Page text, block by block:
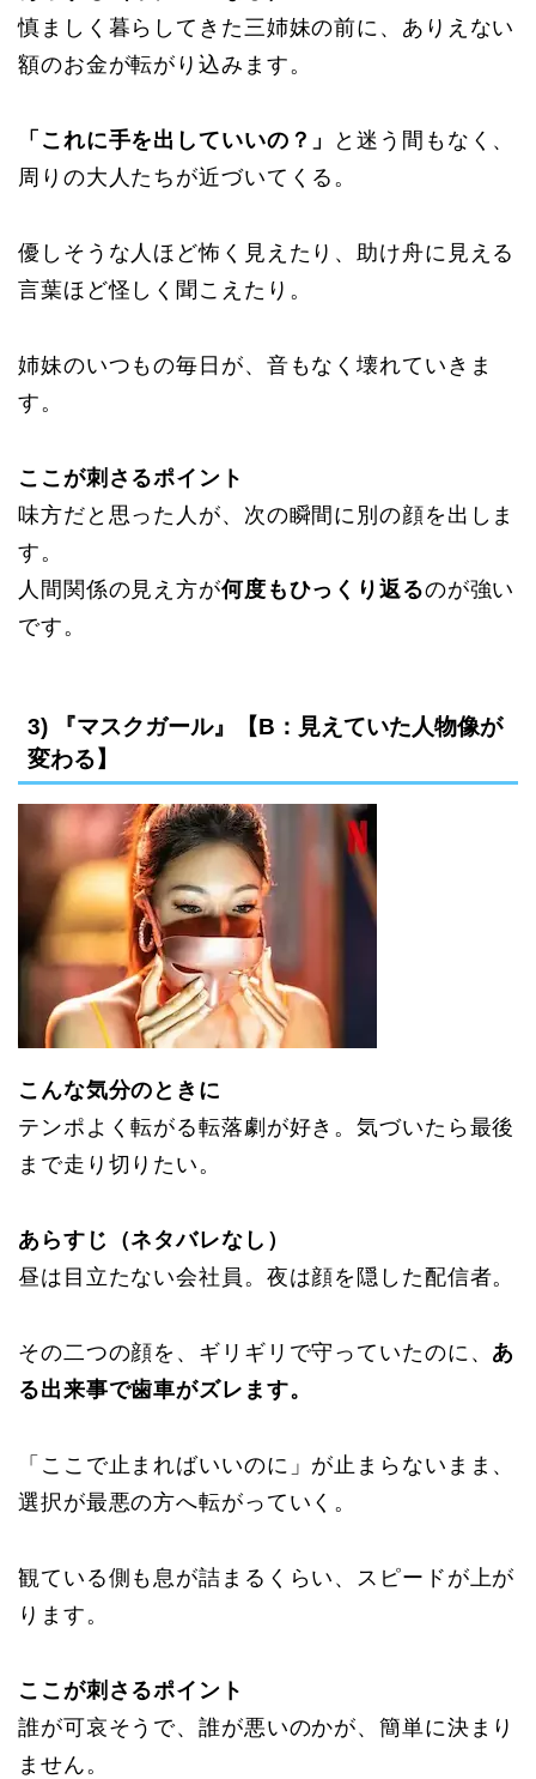
慎ましく暮らしてきた三姉妹の前に、ありえない
額のお金が転がり込みます。
「これに手を出していいの？」
と迷う間もなく、
周りの大人たちが近づいてくる。
優しそうな人ほど怖く見えたり、助け舟に見える
言葉ほど怪しく聞こえたり。
姉妹のいつもの毎日が、音もなく壊れていきま
す。
ここが刺さるポイント
味方だと思った人が、次の瞬間に別の顔を出しま
す。
人間関係の見え方が何度もひっくり返るのが強い
です。
3) 『マスクガール』【B：見えていた人物像が
変わる】
こんな気分のときに
テンポよく転がる転落劇が好き。気づいたら最後
まで走り切りたい。
あらすじ（ネタバレなし）
昼は目立たない会社員。夜は顔を隠した配信者。
その二つの顔を、ギリギリで守っていたのに、 あ
る出来事で歯車がズレます。
「ここで止まればいいのに」が止まらないまま、
選択が最悪の方へ転がっていく。
観ている側も息が詰まるくらい、スピードが上が
ります。
ここが刺さるポイント
誰が可哀そうで、誰が悪いのかが、簡単に決まり
ません。